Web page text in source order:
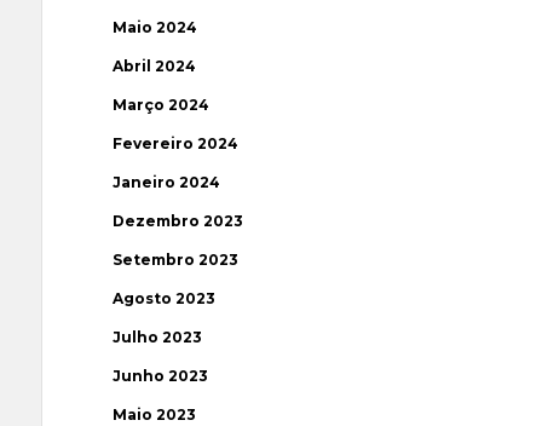
Maio 2024
Abril 2024
Março 2024
Fevereiro 2024
Janeiro 2024
Dezembro 2023
Setembro 2023
Agosto 2023
Julho 2023
Junho 2023
Maio 2023